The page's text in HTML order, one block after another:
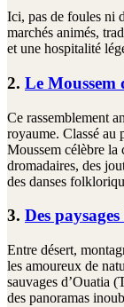
Ici, pas de foules ni
marchés animés,
et une hospitalité
2. Le Moussem
Ce rassemblement
royaume. Classé
Moussem célèbre la
dromadaires, des
des danses
3. Des
Entre désert,
les amoureux de
sauvages d’Ouatia
des panoramas